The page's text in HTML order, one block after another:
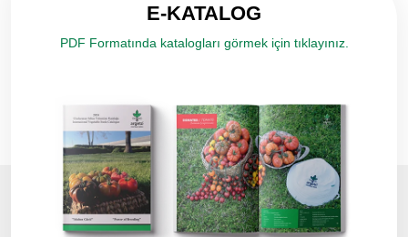
E-KATALOG
PDF Formatında katalogları görmek için tıklayınız.